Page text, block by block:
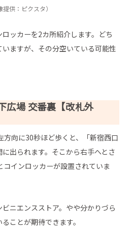
提供：ピクスタ）
ッカーを2カ所紹介します。どち
ますが、その分空いている可能性
広場 交番裏【改札外
方向に30秒ほど歩くと、「新宿西口
出られます。そこから右手へとさ
インロッカーが設置されていま
ニエンスストア。やや分かりづら
ことが期待できます。